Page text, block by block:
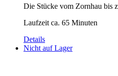
Die Stücke vom Zornhau bis
Laufzeit ca. 65 Minuten
Details
Nicht auf Lager